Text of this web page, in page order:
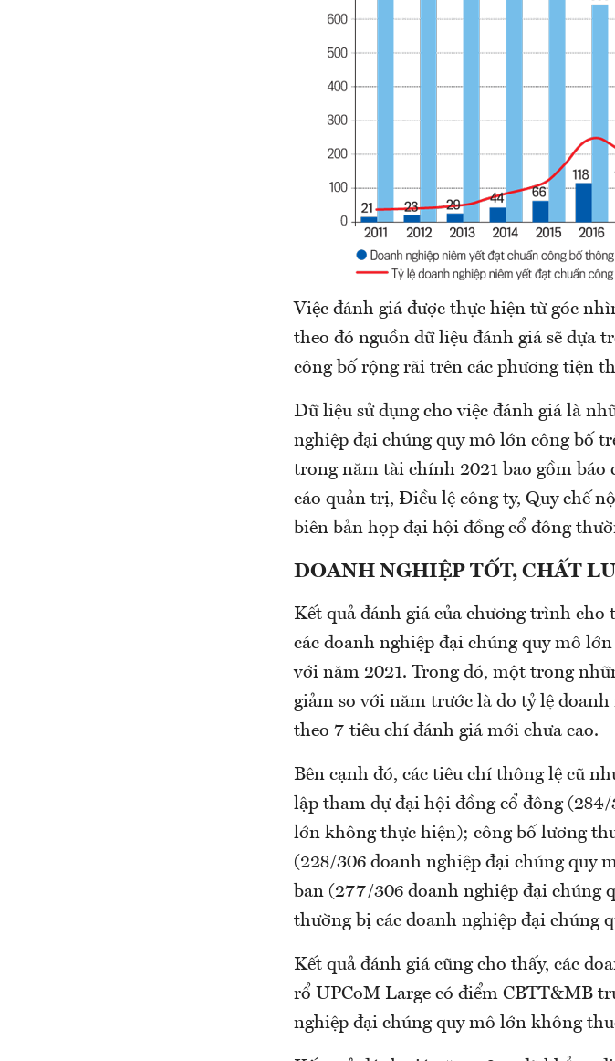
Việc đánh giá được thực hiện từ góc
theo đó nguồn dữ liệu đánh giá sẽ dựa
công bố rộng rãi trên các phương tiện
Dữ liệu sử dụng cho việc đánh giá là
nghiệp đại chúng quy mô lớn công bố
trong năm tài chính 2021 bao gồm báo
cáo quản trị, Điều lệ công ty, Quy chế
biên bản họp đại hội đồng cổ đông
DOANH NGHIỆP TỐT, CHẤT
Kết quả đánh giá của chương trình
các doanh nghiệp đại chúng quy mô
với năm 2021. Trong đó, một trong
giảm so với năm trước là do tỷ lệ
theo 7 tiêu chí đánh giá mới chưa cao.
Bên cạnh đó, các tiêu chí thông lệ cũ
lập tham dự đại hội đồng cổ đông
lớn không thực hiện); công bố lương
(228/306 doanh nghiệp đại chúng quy
ban (277/306 doanh nghiệp đại chúng
thường bị các doanh nghiệp đại chúng
Kết quả đánh giá cũng cho thấy, các
rổ UPCoM Large có điểm CBTT&MB
nghiệp đại chúng quy mô lớn không